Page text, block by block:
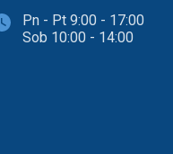
Pn - Pt 9:00 - 17:00
Sob 10:00 - 14:00